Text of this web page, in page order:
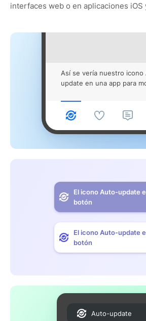
interfaces web o en aplicaciones iOS
Así se vería nuestro icono
update en una app para
El icono Auto-update
botón
El icono Auto-update
botón
Auto-update